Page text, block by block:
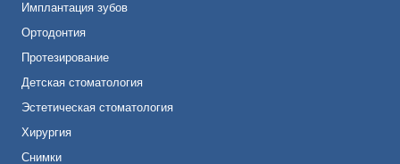
Имплантация зубов
Ортодонтия
Протезирование
Детская стоматология
Эстетическая стоматология
Хирургия
Снимки